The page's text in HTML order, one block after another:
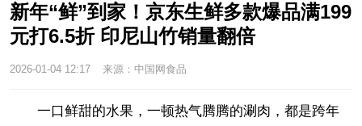
新年“鲜”到家！京东生鲜多款爆品满199
元打6.5折 印尼山竹销量翻倍
2026-01-04 12:17 来源：中国网食品
一口鲜甜的水果，一顿热气腾腾的涮肉，都是跨年